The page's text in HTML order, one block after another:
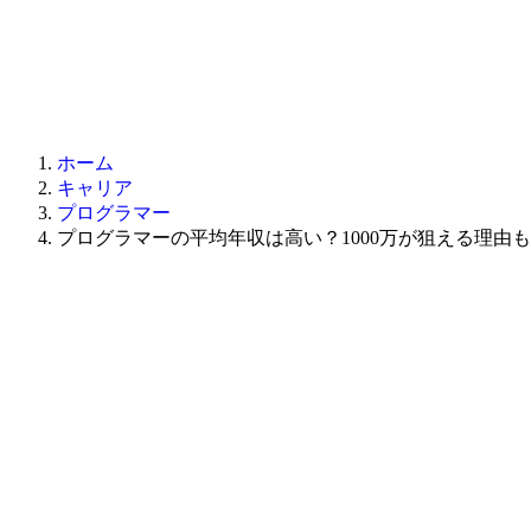
ホーム
キャリア
プログラマー
プログラマーの平均年収は高い？1000万が狙える理由